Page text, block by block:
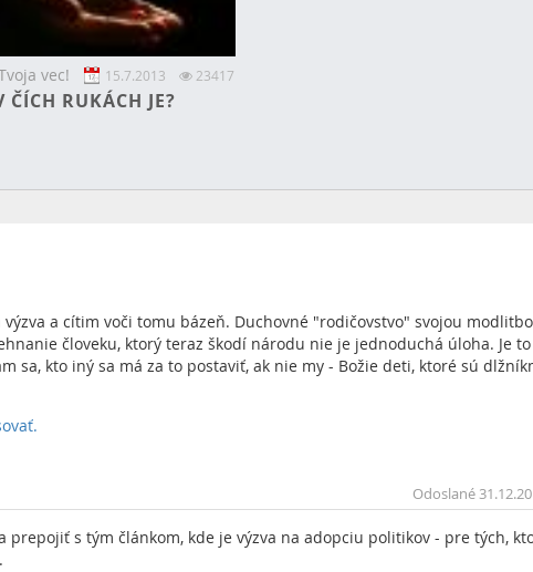
vec! 15.7.2013 23417
ČÍCH RUKÁCH JE?
výzva a cítim voči tomu bázeň. Duchovné "rodičovstvo" svojou
človeku, ktorý teraz škodí národu nie je jednoduchá úloha. Je
sa, kto iný sa má za to postaviť, ak nie my - Božie deti, ktoré sú
Odoslané
prepojiť s tým článkom, kde je výzva na adopciu politikov - pre tých,